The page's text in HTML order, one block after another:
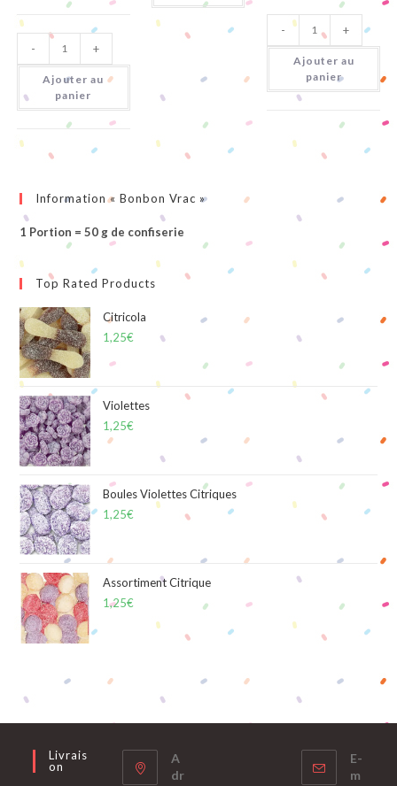
quantité
de
Poissons
Tropicaux
- +
Ajouter au
panier
quantité
de
Miami
Pik
- +
Ajouter au
panier
Information « Bonbon Vrac »
1 Portion = 50 g de confiserie
Top Rated Products
Citricola
1,25€
Violettes
1,25€
Boules Violettes Citriques
1,25€
Assortiment Citrique
1,25€
Livrais
On
A
dr
E-
m